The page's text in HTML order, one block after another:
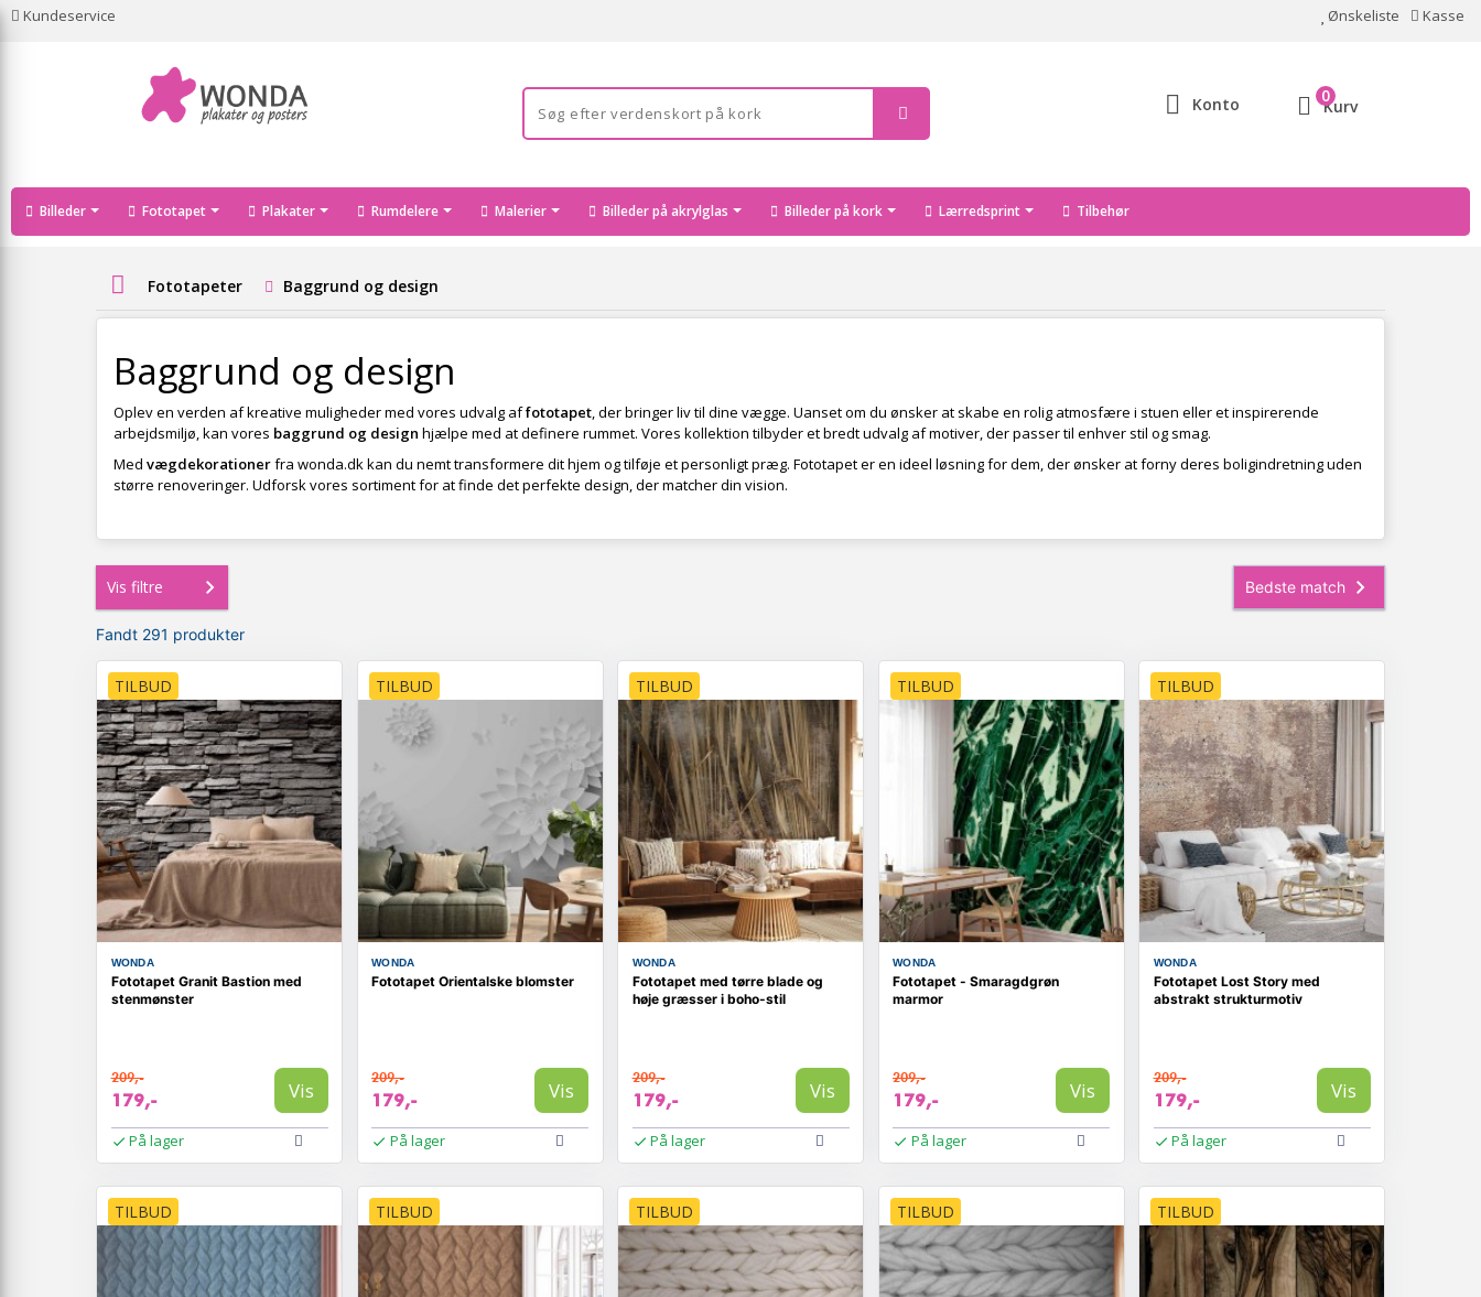
Kundeservice Ønskeliste Kasse
Konto Kurv
0
Billeder Fototapet Plakater Rumdelere Malerier Billeder på akrylglas Billeder på kork Lærredsprint Tilbehør
Fototapeter Baggrund og design
Baggrund og design
Oplev en verden af kreative muligheder med vores udvalg affototapet, der bringer liv til dine vægge. Uanset om du ønsker at skabe en rolig atmosfære i stuen eller et inspirerende
arbejdsmiljø, kan vores baggrund og design hjælpe med at definere rummet. Vores kollektion tilbyder et bredt udvalg af motiver, der passer til enhver stil og smag.
Med vægdekorationerfra wonda.dk kan du nemt transformere dit hjem og tilføje et personligt præg. Fototapet er en ideel løsning for dem, der ønsker at forny deres boligindretning uden
større renoveringer. Udforsk vores sortiment for at finde det perfekte design, der matcher din vision.
Vis filtre
Fandt 291 produkter
TILBUD
WONDA
Fototapet Granit Bastion med
stenmønster
209,-
179,- Vis
På lager
TILBUD
WONDA
Fototapet Orientalske blomster
209,-
179,- Vis
På lager
TILBUD
WONDA
Fototapet med tørre blade og
høje græsser i boho-stil
209,-
179,- Vis
På lager
TILBUD
WONDA
Fototapet - Smaragdgrøn
marmor
209,-
179,- Vis
På lager
TILBUD
WONDA
Fototapet Lost Story med
abstrakt strukturmotiv
209,-
179,- Vis
På lager
TILBUD TILBUD TILBUD TILBUD TILBUD